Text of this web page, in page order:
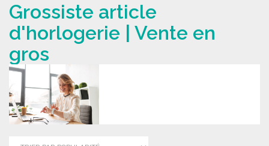
Grossiste article
d'horlogerie | Vente en
gros